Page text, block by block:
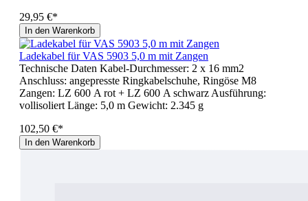
29,95 €*
In den Warenkorb
Ladekabel für VAS 5903 5,0 m mit Zangen
Technische Daten Kabel-Durchmesser: 2 x 16 mm2
Anschluss: angepresste Ringkabelschuhe, Ringöse M8
Zangen: LZ 600 A rot + LZ 600 A schwarz Ausführung:
vollisoliert Länge: 5,0 m Gewicht: 2.345 g
102,50 €*
In den Warenkorb